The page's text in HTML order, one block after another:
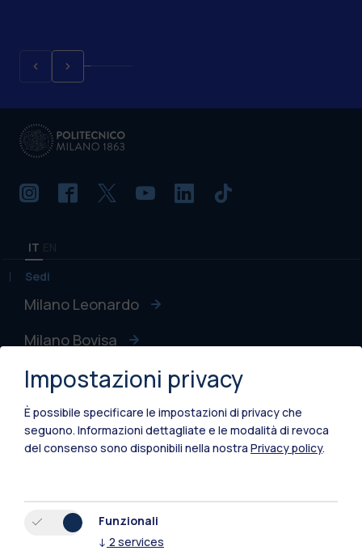
IT
Sedi
Milano Leonardo
Milano Bovisa
Cremona
Lecco
Mantova
Xi'an
Impostazioni privacy
È possibile specificare le impostazioni di privacy che
seguono. Informazioni dettagliate e le modalità di revoca
del consenso sono disponibili nella nostra Privacy policy.
Funzionali
↓ 2 services